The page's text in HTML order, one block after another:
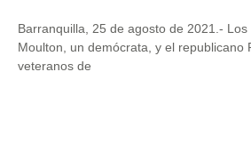
Barranquilla, 25 de agosto de 2021.-
Moulton, un demócrata, y el republicano
veteranos de